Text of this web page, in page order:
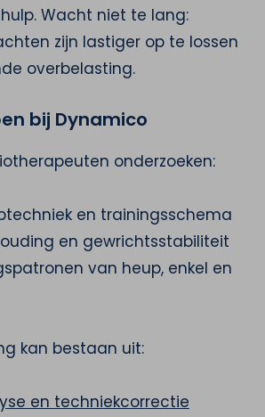
Wacht niet te lang:
zijn lastiger op te lossen
overbelasting.
bij Dynamico
onderzoeken:
en trainingsschema
en gewrichtsstabiliteit
van heup, enkel en
kan bestaan uit:
en techniekcorrectie